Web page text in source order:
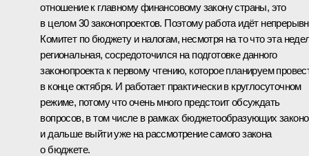
отношение к главному финансовому закону страны, это
в целом 30 законопроектов. Поэтому работа идёт
Комитет по бюджету и налогам, несмотря на то что эта
региональная, сосредоточился на подготовке данного
законопроекта к первому чтению, которое планируем
в конце октября. И работает практически в круглосуточном
режиме, потому что очень много предстоит обсуждать
вопросов, в том числе в рамках бюджетообразующих
и дальше выйти уже на рассмотрение самого закона
о бюджете.